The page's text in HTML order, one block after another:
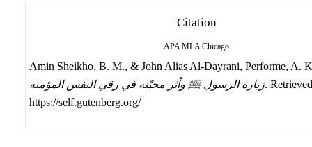
Citation
APA MLA Chicago
Amin Sheikho, B. M., & John Alias Al-Dayrani, Performe, A.
زيارة الرسول ﷺ وأثر محبّته في رقي النفس المؤمنة.
https://self.gutenberg.org/